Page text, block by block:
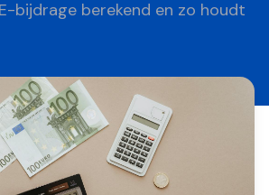
bijdrage berekend en zo houdt